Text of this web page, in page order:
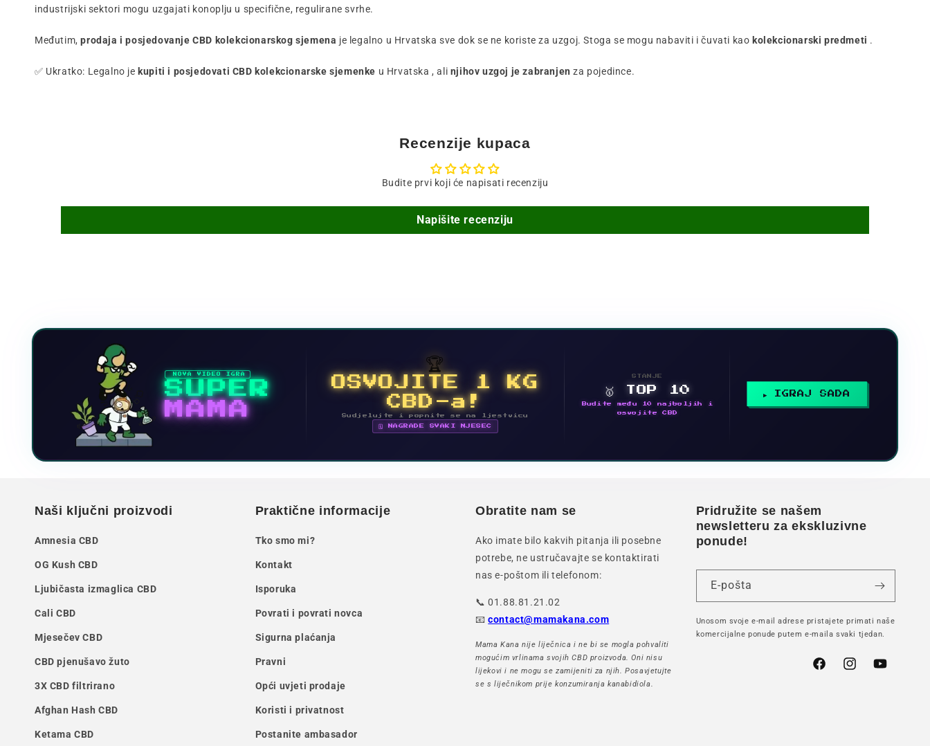
industrijski sektori mogu uzgajati konoplju u specifične, regulirane svrhe.
Međutim,prodaja i posjedovanje CBD kolekcionarskog sjemena je legalno u Hrvatska sve dok se ne koriste za uzgoj. Stoga se mogu nabaviti i čuvati kao kolekcionarski predmeti .
✅ Ukratko: Legalno je kupiti i posjedovati CBD kolekcionarske sjemenke u Hrvatska , ali njihov uzgoj je zabranjen za pojedince.
Recenzije kupaca
Budite prvi koji će napisati recenziju
Napišite recenziju
NOVA VIDEO IGRA
SUPER
MAMA
🏆
OSVOJITE 1 KG
CBD-a!
Sudjelujte i popnite se na ljestvicu
🗓 NAGRADE SVAKI MJESEC
STANJE
🥇 TOP 10
Budite među 10 najboljih i
osvojite CBD
IGRAJ SADA
Naši ključni proizvodi
Amnesia CBD
OG Kush CBD
Ljubičasta izmaglica CBD
Cali CBD
Mjesečev CBD
CBD pjenušavo žuto
3X CBD filtrirano
Afghan Hash CBD
Ketama CBD
Praktične informacije
Tko smo mi?
Kontakt
Isporuka
Povrati i povrati novca
Sigurna plaćanja
Pravni
Opći uvjeti prodaje
Koristi i privatnost
Postanite ambasador
Obratite nam se
Ako imate bilo kakvih pitanja ili posebne
potrebe, ne ustručavajte se kontaktirati
nas e-poštom ili telefonom:
📞 01.88.81.21.02
📧contact@mamakana.com
Mama Kana nije liječnica i ne bi se mogla pohvaliti
mogućim vrlinama svojih CBD proizvoda. Oni nisu
lijekovi i ne mogu se zamijeniti za njih. Posavjetujte
se s liječnikom prije konzumiranja kanabidiola.
Pridružite se našem
newsletteru za ekskluzivne
ponude!
E-pošta
Unosom svoje e-mail adrese pristajete primati naše
komercijalne ponude putem e-maila svaki tjedan.
FacebookInstagramYouTube